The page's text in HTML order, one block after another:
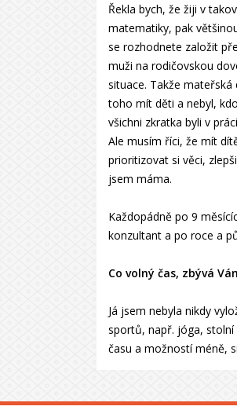
Řekla bych, že žiji v
matematiky, pak
se rozhodnete založit
muži na rodičovskou
situace. Takže
toho mít děti a nebyl,
všichni zkratka byli v
Ale musím říci, že mít
prioritizovat si věci,
jsem máma.
Každopádně po 9
konzultant a po roce a
Co volný čas, zbývá
Já jsem nebyla nikdy
sportů, např. jóga, stolní
času a možností méně,